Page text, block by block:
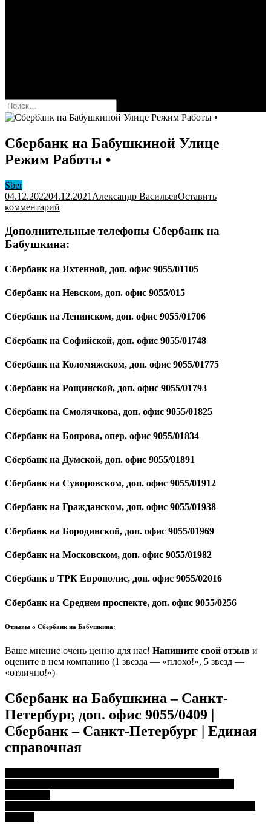
Найти:
Сбербанк на Бабушкиной Улице
Режим Работы •
Sber
04.12.202204.12.2021 Александр ВасильевОставить
комментарий
на
Улице
Работы
Дополнительные телефоны Сбербанк на
Бабушкина:
Сбербанк на Яхтенной, доп. офис 9055/01105
Сбербанк на Невском, доп. офис 9055/015
Сбербанк на Ленинском, доп. офис 9055/01706
Сбербанк на Софийской, доп. офис 9055/01748
Сбербанк на Коломяжском, доп. офис 9055/01775
Сбербанк на Рощинской, доп. офис 9055/01793
Сбербанк на Смолячкова, доп. офис 9055/01825
Сбербанк на Боярова, опер. офис 9055/01834
Сбербанк на Думской, доп. офис 9055/01891
Сбербанк на Суворовском, доп. офис 9055/01912
Сбербанк на Гражданском, доп. офис 9055/01938
Сбербанк на Бородинской, доп. офис 9055/01969
Сбербанк на Московском, доп. офис 9055/01982
Сбербанк в ТРК Европолис, доп. офис 9055/02016
Сбербанк на Среднем проспекте, доп. офис 9055/0256
Отзывы о Сбербанк на Бабушкина:
Ваше мнение очень ценно для нас! Напишите свой отзыв и
оцените в нем компанию (1 звезда — «плохо!», 5 звезд —
«отлично!»)
Сбербанк на Бабушкина – Санкт-
Петербург, доп. офис 9055/0409 |
Сбербанк – Санкт-Петербург | Единая
справочная
Навигация
по
записям